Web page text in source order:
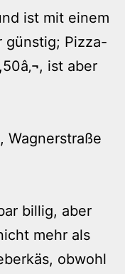
ist mit einem
günstig; Pizza-
ist aber
Wagnerstraße
billig, aber
mehr als
obwohl